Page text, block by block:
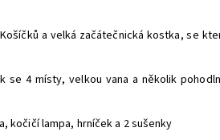
a velká začátečnická kostka, se
se 4 místy, velkou vana a několik
kočičí lampa, hrníček a 2 sušenky